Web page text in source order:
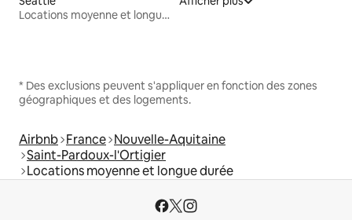
Locations moyenne et longue durée
* Des exclusions peuvent s'appliquer en fonction des zones
géographiques et des logements.
Airbnb France Nouvelle-Aquitaine
Saint-Pardoux-l'Ortigier
Locations moyenne et longue durée